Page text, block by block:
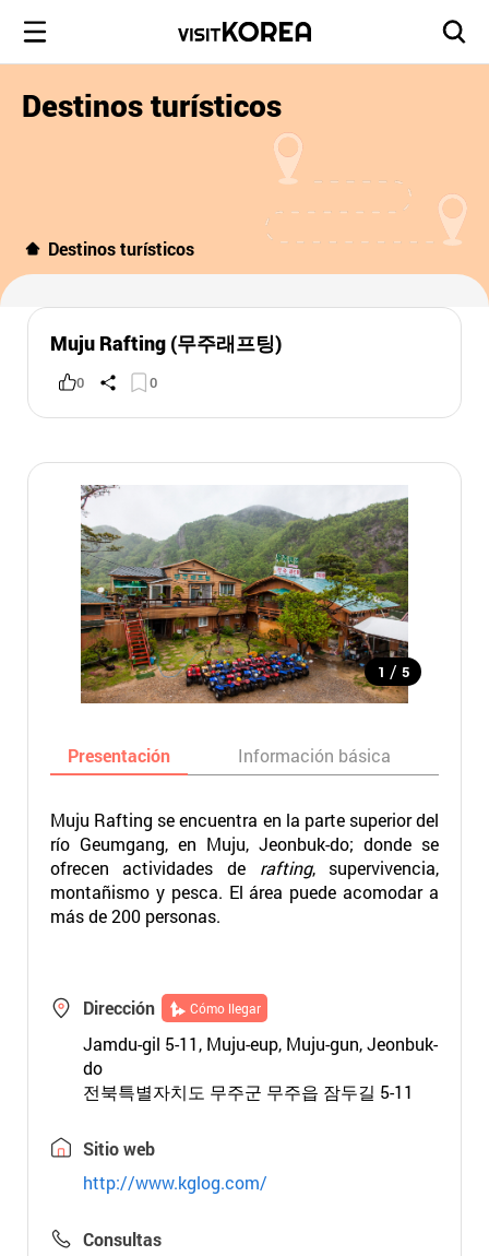
Destinos turísticos
Destinos turísticos
Muju Rafting (무주래프팅)
0 0
1 / 5
Presentación Información básica
Muju Rafting se encuentra en la parte superior del
río Geumgang, en Muju, Jeonbuk-do; donde se
ofrecen actividades de rafting, supervivencia,
montañismo y pesca. El área puede acomodar a
más de 200 personas.
Dirección Cómo llegar
Jamdu-gil 5-11, Muju-eup, Muju-gun, Jeonbuk-
do
전북특별자치도 무주군 무주읍 잠두길 5-11
Sitio web
http://www.kglog.com/
Consultas